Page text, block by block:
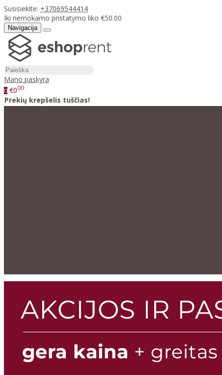
Susisiekite: +37069544414
Iki nemokamo pristatymo liko €50.00
Navigacija
Mano paskyra
0 €000
Prekių krepšelis tuščias!